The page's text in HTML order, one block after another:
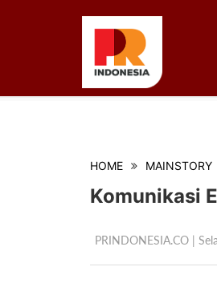
HOME MAINSTORY
Komunikasi
PRINDONESIA.CO |